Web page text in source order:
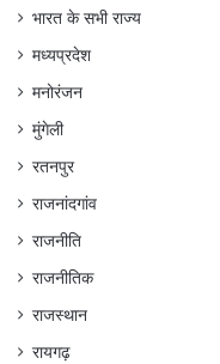
भारत के सभी राज्य
मध्यप्रदेश
मनोरंजन
मुंगेली
रतनपुर
राजनांदगांव
राजनीति
राजनीतिक
राजस्थान
रायगढ़